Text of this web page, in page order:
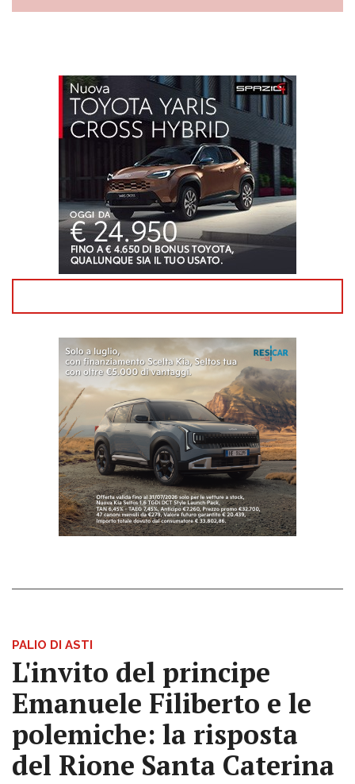
PALIO DI ASTI
L'invito del principe
Emanuele Filiberto e le
polemiche: la risposta
del Rione Santa Caterina